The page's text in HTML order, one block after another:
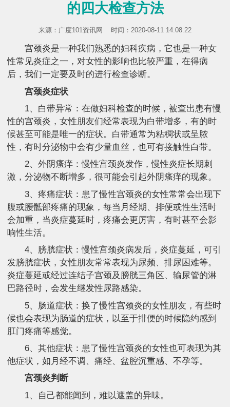
的四大检查方法
来源： 广度101资讯网 时间：2020-08-11 14:08:22
宫颈炎是一种我们熟悉的妇科疾病，它也是一种女
性常见炎症之一，对女性的影响也比较严重，在得病
后，我们一定要及时的进行检查诊断。
宫颈炎症状
1、白带异常：在做妇科检查的时候，被查出患有慢
性的宫颈炎，女性朋友们经常表现为白带增多，有的时
候甚至可能是唯一的症状。白带通常为粘稠状或呈脓
性，有时分泌物中会有少量血丝，也可有接触性白带。
2、外阴瘙痒：慢性宫颈炎发作，慢性炎症长期刺
激，分泌物不断增多，很可能会引起外阴瘙痒的现象。
3、疼痛症状：患了慢性宫颈炎的女性常常会出现下
腹或腰骶部疼痛的现象，每当月经期、排便或性生活时
会加重，当炎症蔓延时，疼痛会更厉害，有时甚至会影
响性生活。
4、膀胱症状：慢性宫颈炎病发后，炎症蔓延，可引
发膀胱症状，女性朋友常常表现为尿频、排尿困难等。
炎症蔓延或经过连结子宫颈及膀胱三角区、输尿管的淋
巴路径时，会发生继发性尿路感染。
5、肠道症状：换了慢性宫颈炎的女性朋友，有些时
候也会表现为肠道的症状，以至于排便的时候隐约感到
肛门疼痛等感觉。
6、其他症状：患了慢性宫颈炎的女性也可表现为其
他症状，如月经不调、痛经、盆腔沉重感、不孕等。
宫颈炎判断
1、自己都能闻到，难以遮盖的异味。